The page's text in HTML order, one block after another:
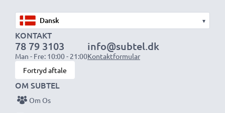
★ 3 års garanti ★
Vi har siden 2004 ageret som international
specialforhandler og vi ved, hvad det kommer an på
ved højkvalitetsprodukter. Derfor giver sikrer vi dig en
garanti på 36 måneder!
▾
KONTAKT
78 79 3103
Man - Fre: 10:00 - 21:00
info@subtel.dk
Kontaktformular
Fortryd aftale
OM SUBTEL
Om Os